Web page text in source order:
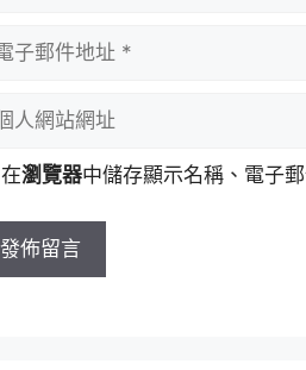
在瀏覽器中儲存顯示名稱、電子